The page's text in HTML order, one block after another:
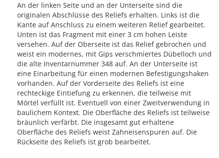
An der linken Seite und an der Unterseite sind die
originalen Abschlüsse des Reliefs erhalten. Links ist die
Kante auf Anschluss zu einem weiteren Relief gearbeitet.
Unten ist das Fragment mit einer 3 cm hohen Leiste
versehen. Auf der Oberseite ist das Relief gebrochen und
weist ein modernes, mit Gips verschmiertes Dübelloch und
die alte Inventarnummer 348 auf. An der Unterseite ist
eine Einarbeitung für einen modernen Befestigungshaken
vorhanden. Auf der Vorderseite des Reliefs ist eine
rechteckige Eintiefung zu erkennen, die teilweise mit
Mörtel verfüllt ist. Eventuell von einer Zweitverwendung in
baulichem Kontext. Die Oberfläche des Reliefs ist teilweise
bräunlich verfärbt. Die insgesamt gut erhaltene
Oberfläche des Reliefs weist Zahneisenspuren auf. Die
Rückseite des Reliefs ist grob bearbeitet.